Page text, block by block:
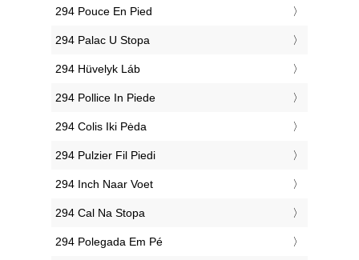
‎294 Pouce En Pied
‎294 Palac U Stopa
‎294 Hüvelyk Láb
‎294 Pollice In Piede
‎294 Colis Iki Pėda
‎294 Pulzier Fil Piedi
‎294 Inch Naar Voet
‎294 Cal Na Stopa
‎294 Polegada Em Pé